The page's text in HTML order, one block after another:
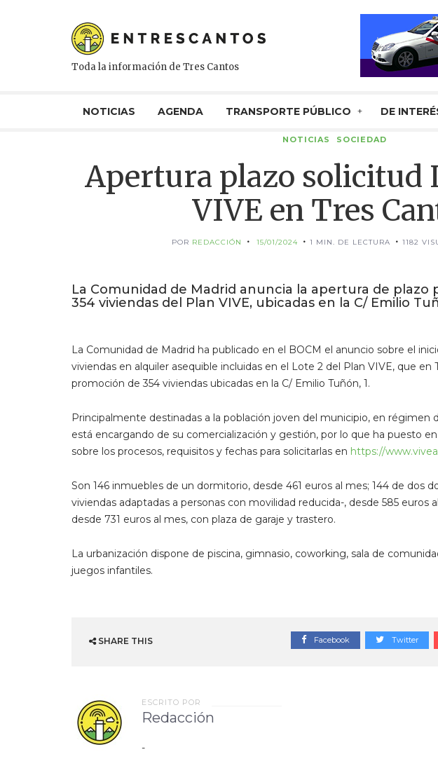
Toda la información de Tres Cantos
NOTICIAS AGENDA TRANSPORTE PÚBLICO DE
NOTICIAS SOCIEDAD
Apertura plazo solicitud
VIVE en Tres
POR REDACCIÓN 15/01/2024 1 MIN. DE LECTURA 1182
La Comunidad de Madrid anuncia la apertura de plazo
354 viviendas del Plan VIVE, ubicadas en la C/ Emilio
La Comunidad de Madrid ha publicado en el BOCM el anuncio sobre el
viviendas en alquiler asequible incluidas en el Lote 2 del Plan VIVE, que en
promoción de 354 viviendas ubicadas en la C/ Emilio Tuñón, 1.
Principalmente destinadas a la población joven del municipio, en régimen
está encargando de su comercialización y gestión, por lo que ha puesto
sobre los procesos, requisitos y fechas para solicitarlas en https://
Son 146 inmuebles de un dormitorio, desde 461 euros al mes; 144 de dos
viviendas adaptadas a personas con movilidad reducida-, desde 585 euros
desde 731 euros al mes, con plaza de garaje y trastero.
La urbanización dispone de piscina, gimnasio, coworking, sala de
juegos infantiles.
SHARE THIS Facebook Twitter
ESCRITO POR
Redacción
-